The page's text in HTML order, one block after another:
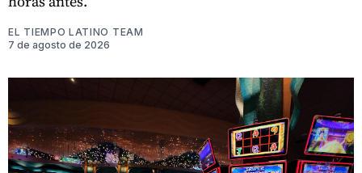
EL TIEMPO LATINO TEAM
7 de agosto de 2026